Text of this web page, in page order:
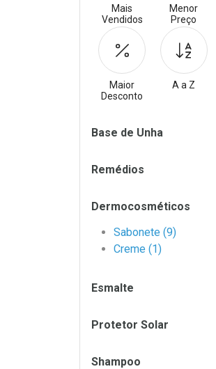
Mais
Vendidos
Menor
Preço
Maior
Desconto
A a Z
Filtros
Base de Unha
Remédios
Dermocosméticos
Sabonete (9)
Creme (1)
Esmalte
Protetor Solar
Shampoo